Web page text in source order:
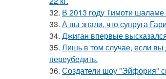
32. В 2013 году Тимоти
33. А вы знали, что супруга
34. Джиган впервые
35. Лишь в том случае, если вы
переубедить.
36. Создатели шоу "Эйфория"